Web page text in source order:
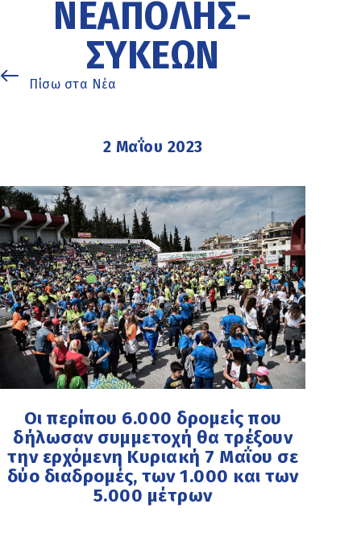
ΝΕΆΠΟΛΗΣ-
ΣΥΚΕΏΝ
Πίσω στα Νέα
2 Μαΐου 2023
Οι περίπου 6.000 δρομείς που
δήλωσαν συμμετοχή θα τρέξουν
την ερχόμενη Κυριακή 7 Μαΐου σε
δύο διαδρομές, των 1.000 και των
5.000 μέτρων